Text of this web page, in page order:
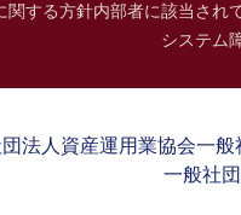
関する方針内部者に該当され
システム
法人資産運用業協会一般
一般社